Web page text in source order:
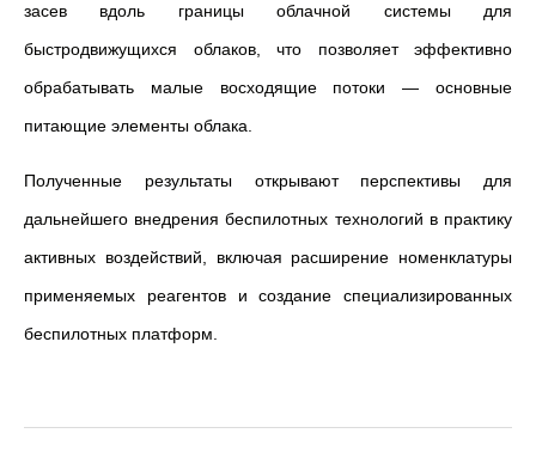
засев вдоль границы облачной системы для
быстродвижущихся облаков, что позволяет эффективно
обрабатывать малые восходящие потоки — основные
питающие элементы облака.
Полученные результаты открывают перспективы для
дальнейшего внедрения беспилотных технологий в практику
активных воздействий, включая расширение номенклатуры
применяемых реагентов и создание специализированных
беспилотных платформ.